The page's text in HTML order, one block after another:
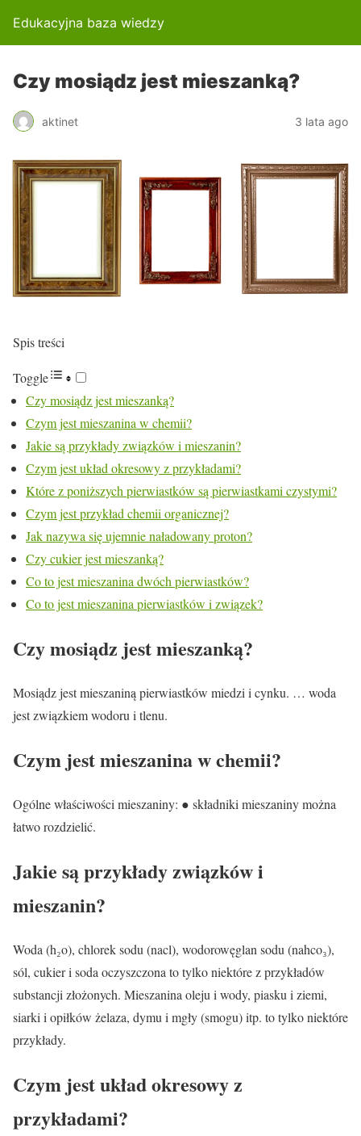
Edukacyjna baza wiedzy
Czy mosiądz jest mieszanką?
aktinet 3 lata ago
Spis treści
Toggle
Czy mosiądz jest mieszanką?
Czym jest mieszanina w chemii?
Jakie są przykłady związków i mieszanin?
Czym jest układ okresowy z przykładami?
Które z poniższych pierwiastków są pierwiastkami czystymi?
Czym jest przykład chemii organicznej?
Jak nazywa się ujemnie naładowany proton?
Czy cukier jest mieszanką?
Co to jest mieszanina dwóch pierwiastków?
Co to jest mieszanina pierwiastków i związek?
Czy mosiądz jest mieszanką?
Mosiądz jest mieszaniną pierwiastków miedzi i cynku. … woda
jest związkiem wodoru i tlenu.
Czym jest mieszanina w chemii?
Ogólne właściwości mieszaniny: ● składniki mieszaniny można
łatwo rozdzielić.
Jakie są przykłady związków i
mieszanin?
Woda (h₂o), chlorek sodu (nacl), wodorowęglan sodu (nahco₃),
sól, cukier i soda oczyszczona to tylko niektóre z przykładów
substancji złożonych. Mieszanina oleju i wody, piasku i ziemi,
siarki i opiłków żelaza, dymu i mgły (smogu) itp. to tylko niektóre
przykłady.
Czym jest układ okresowy z
przykładami?